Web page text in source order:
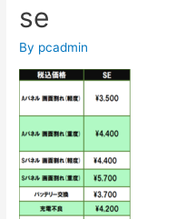
se
By pcadmin